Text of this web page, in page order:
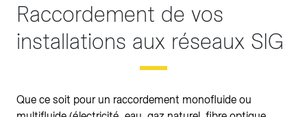
Raccordement de vos
installations aux réseaux SIG
Que ce soit pour un raccordement monofluide ou